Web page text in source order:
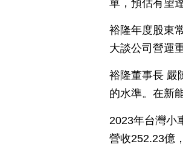
單，預估有望
裕隆年度股東
大談公司營運
裕隆董事長 嚴
的水準。在新
2023年台灣小
營收252.23億